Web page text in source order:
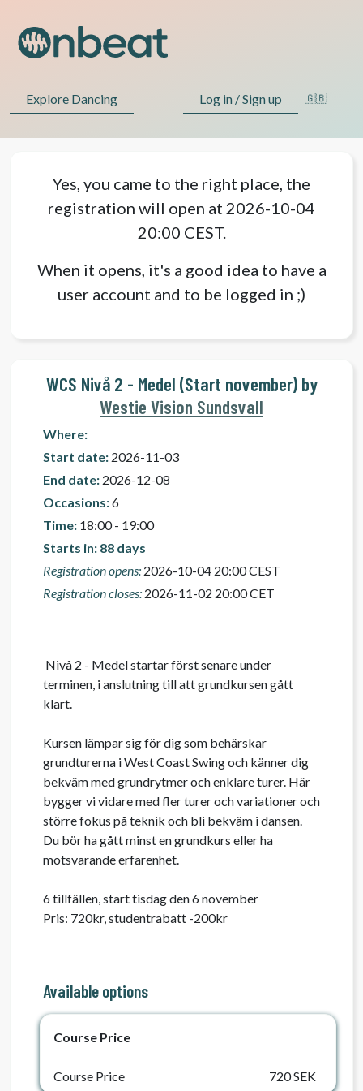
Explore Dancing Log in / Sign up 🇬🇧
Yes, you came to the right place, the
registration will open at 2026-10-04
20:00 CEST.
When it opens, it's a good idea to have a
user account and to be logged in ;)
WCS Nivå 2 - Medel (Start november) by
Westie Vision Sundsvall
Where:
Start date: 2026-11-03
End date: 2026-12-08
Occasions:6
Time: 18:00 - 19:00
Starts in: 88 days
Registration opens: 2026-10-04 20:00 CEST
Registration closes: 2026-11-02 20:00 CET
terminen, i anslutning till att grundkursen gått
klart.
Kursen lämpar sig för dig som behärskar
grundturerna i West Coast Swing och känner dig
bekväm med grundrytmer och enklare turer. Här
bygger vi vidare med fler turer och variationer och
större fokus på teknik och bli bekväm i dansen.
Du bör ha gått minst en grundkurs eller ha
motsvarande erfarenhet.
6 tillfällen, start tisdag den 6 november
Pris: 720kr, studentrabatt -200kr
Available options
Course Price
Course Price 720 SEK